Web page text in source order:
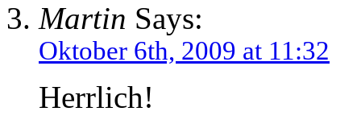
Martin Says:
Oktober 6th, 2009 at 11:32
Herrlich!